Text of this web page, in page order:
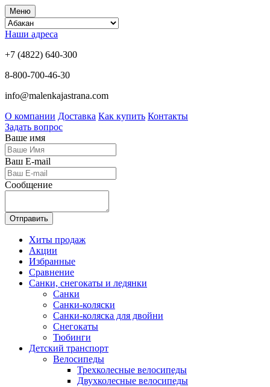
Меню
Наши адреса
+7 (4822) 640-300
8-800-700-46-30
info@malenkajastrana.com
О компании Доставка Как купить Контакты
Задать вопрос
Ваше имя
Ваш E-mail
Сообщение
Отправить
Хиты продаж
Акции
Избранные
Сравнение
Санки, снегокаты и ледянки
Санки
Санки-коляски
Санки-коляска для двойни
Снегокаты
Тюбинги
Детский транспорт
Велосипеды
Трехколесные велосипеды
Двухколесные велосипеды